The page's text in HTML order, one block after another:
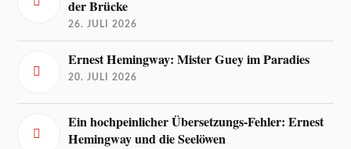
der Brücke
26. JULI 2026
Ernest Hemingway: Mister Guey im Paradies
20. JULI 2026
Ein hochpeinlicher Übersetzungs-Fehler: Ernest
Hemingway und die Seelöwen